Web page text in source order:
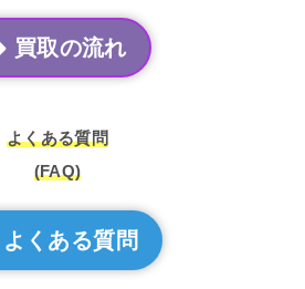
買取の流れ
よくある質問
(FAQ)
よくある質問